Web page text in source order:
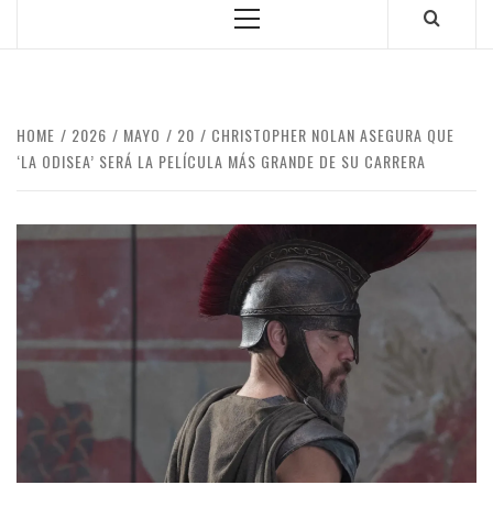
HOME 2026 MAYO 20
CHRISTOPHER NOLAN ASEGURA QUE
‘LA ODISEA’ SERÁ LA PELÍCULA MÁS GRANDE DE SU CARRERA